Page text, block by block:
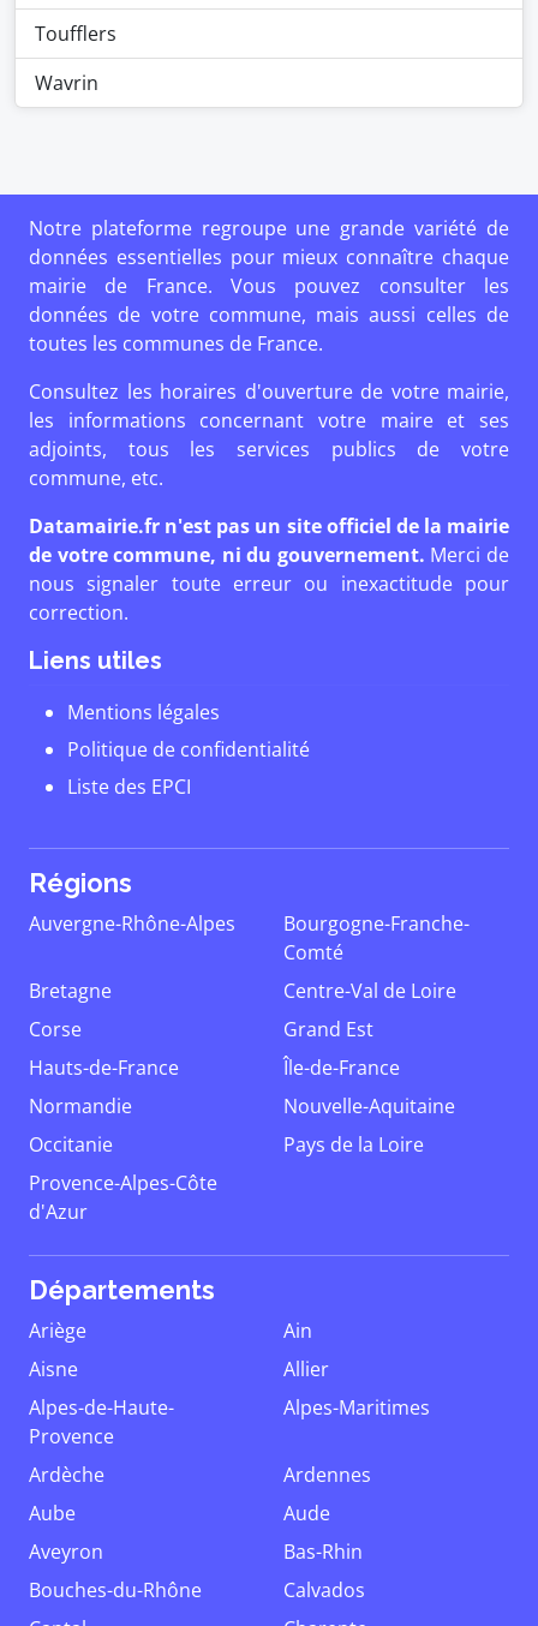
Toufflers
Wavrin
Notre plateforme regroupe une grande variété de
données essentielles pour mieux connaître chaque
mairie de France. Vous pouvez consulter les
données de votre commune, mais aussi celles de
toutes les communes de France.
Consultez les horaires d'ouverture de votre mairie,
les informations concernant votre maire et ses
adjoints, tous les services publics de votre
commune, etc.
Datamairie.fr n'est pas un site officiel de la mairie
de votre commune, ni du gouvernement. Merci de
nous signaler toute erreur ou inexactitude pour
correction.
Liens utiles
Mentions légales
Politique de confidentialité
Liste des EPCI
Régions
Auvergne-Rhône-Alpes
Bourgogne-Franche-
Comté
Bretagne
Centre-Val de Loire
Corse
Grand Est
Hauts-de-France
Île-de-France
Normandie
Nouvelle-Aquitaine
Occitanie
Pays de la Loire
Provence-Alpes-Côte
d'Azur
Départements
Ariège
Ain
Aisne
Allier
Alpes-de-Haute-
Provence
Alpes-Maritimes
Ardèche
Ardennes
Aube
Aude
Aveyron
Bas-Rhin
Bouches-du-Rhône
Calvados